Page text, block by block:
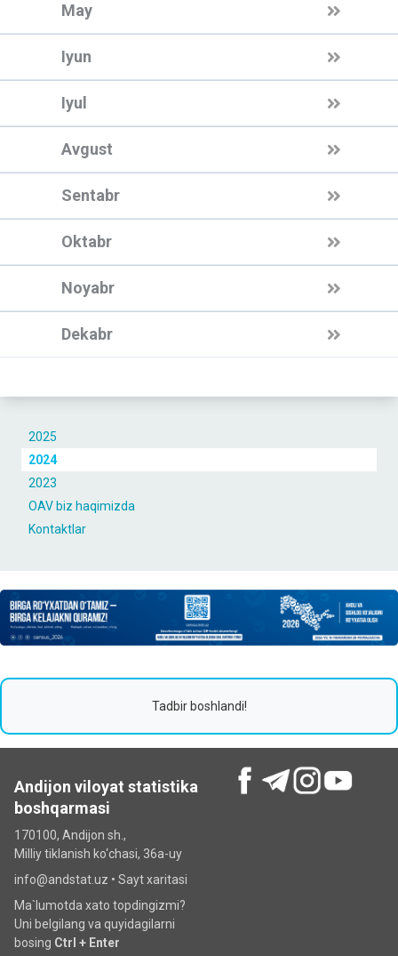
2025
2024
2023
OAV biz haqimizda
Kontaktlar
May
Iyun
Iyul
Avgust
Sentabr
Oktabr
Noyabr
Dekabr
Tadbir boshlandi!
Andijon viloyat statistika
boshqarmasi
170100, Andijon sh.,
Milliy tiklanish ko‘chаsi, 36a-uy
info@andstat.uz • Sayt xaritasi
Ma`lumotda xato topdingizmi?
Uni belgilang va quyidagilarni
bosing Ctrl + Enter